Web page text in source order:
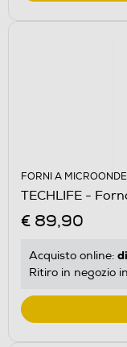
FORNI A MICROONDE
TECHLIFE -
€ 89,90
Acquisto online:
Ritiro in negozio